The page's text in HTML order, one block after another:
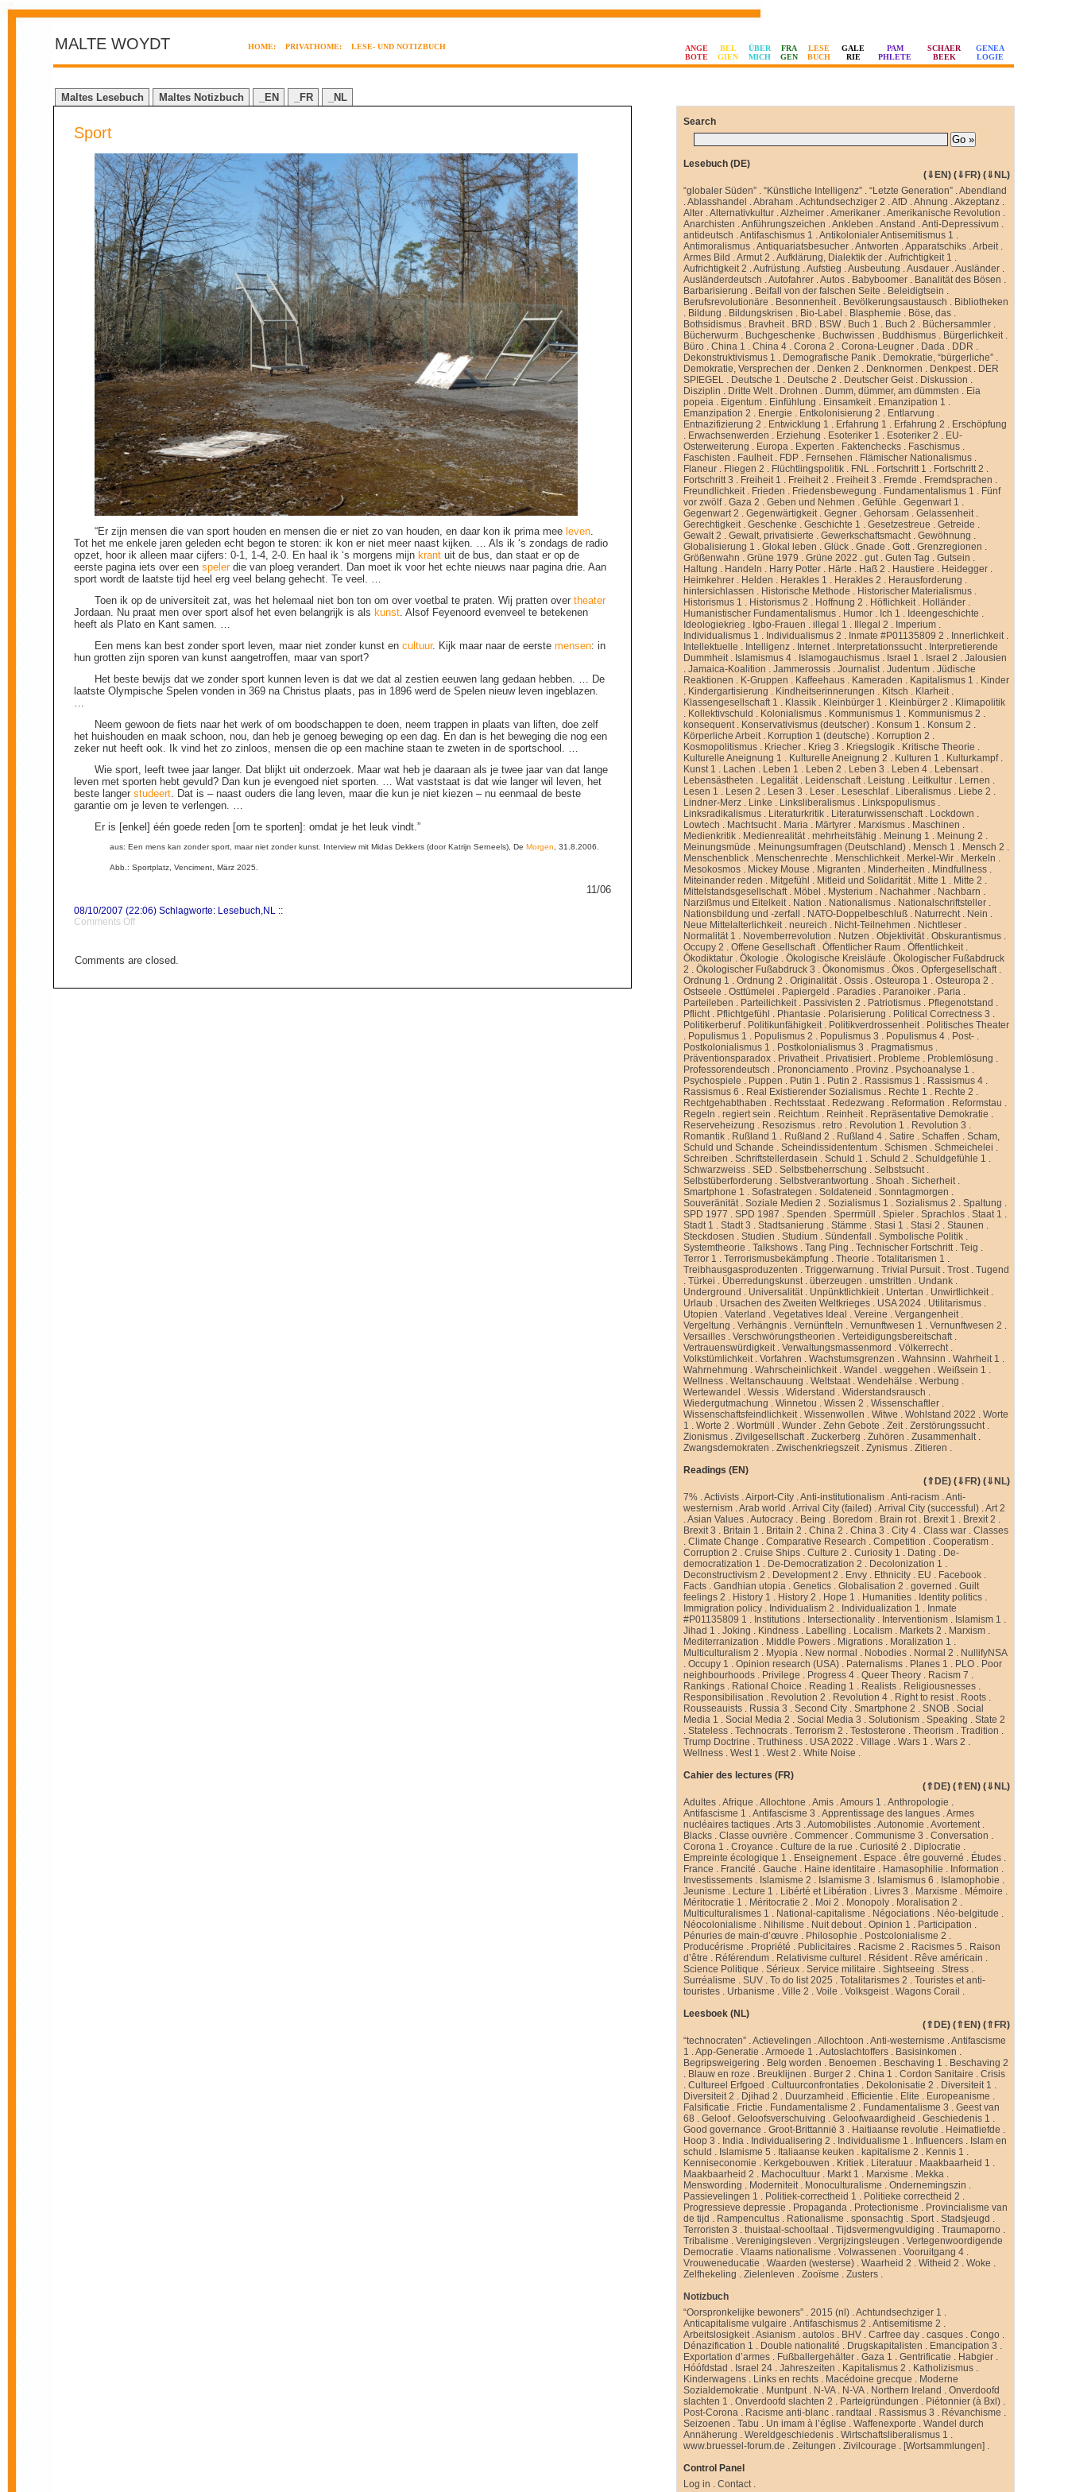
MALTE WOYDT HOME: PRIVATHOME: LESE- UND NOTIZBUCH
ANGE
BOTE
BEL
GIEN
ÜBER
MICH
FRA
GEN
LESE
BUCH
GALE
RIE
PAM
PHLETE
SCHAER
BEEK
GENEA
LOGIE
Maltes Lesebuch Maltes Notizbuch _EN _FR _NL
Sport
“Er zijn mensen die van sport houden en mensen die er niet zo van houden, en daar kon ik prima mee leven.
Tot het me enkele jaren geleden echt begon te storen: ik kon er niet meer naast kijken. … Als ik ‘s zondags de radio
opzet, hoor ik alleen maar cijfers: 0-1, 1-4, 2-0. En haal ik ‘s morgens mijn krant uit de bus, dan staat er op de
eerste pagina iets over eenspelerdie van ploeg verandert. Dan moet ik voor het echte nieuws naar pagina drie. Aan
sport wordt de laatste tijd heel erg veel belang gehecht. Te veel. …
Toen ik op de universiteit zat, was het helemaal niet bon ton om over voetbal te praten. Wij pratten overtheater
Jordaan. Nu praat men over sport alsof het even belangrijk is als kunst. Alsof Feyenoord evenveel te betekenen
heeft als Plato en Kant samen. …
Een mens kan best zonder sport leven, maar niet zonder kunst encultuur. Kijk maar naar de eerstemensen: in
hun grotten zijn sporen van kunst aangetroffen, maar van sport?
Het beste bewijs dat we zonder sport kunnen leven is dat we dat al zestien eeuwen lang gedaan hebben. … De
laatste Olympische Spelen vonden in 369 na Christus plaats, pas in 1896 werd de Spelen nieuw leven ingeblazen.
…
Neem gewoon de fiets naar het werk of om boodschappen te doen, neem trappen in plaats van liften, doe zelf
het huishouden en maak schoon, nou, dan heb je genoeg beweging op een dag. En dan is het beweging die nog een
zeker nut heeft ook. Ik vind het zo zinloos, mensen die op een machine staan te zweten in de sportschool. …
Wie sport, leeft twee jaar langer. Dat blijkt uit onderzoek. Maar wat heb je daaraan als je twee jaar van dat lange
leven met sporten hebt gevuld? Dan kun je evengoed niet sporten. … Wat vaststaat is dat wie langer wil leven, het
beste langerstudeert. Dat is – naast ouders die lang leven, maar die kun je niet kiezen – nu eenmaal de beste
garantie om je leven te verlengen. …
Er is [enkel] één goede reden [om te sporten]: omdat je het leuk vindt.”
aus: Een mens kan zonder sport, maar niet zonder kunst. Interview mit Midas Dekkers (door Katrijn Serneels), De Morgen , 31.8.2006.
Abb.: Sportplatz, Venciment, März 2025.
11/06
08/10/2007 (22:06) Schlagworte: Lesebuch,NL ::
Comments Offon
Comments are closed.
Search
Lesebuch (DE)
(⇓EN) (⇓FR) (⇓NL)
“globaler Süden” .“Künstliche Intelligenz” .“Letzte Generation” .Abendland
.Ablasshandel .Abraham .Achtundsechziger 2 .AfD .Ahnung .Akzeptanz .
Alter .Alternativkultur .Alzheimer .Amerikaner .Amerikanische Revolution .
Anarchisten .Anführungszeichen .Ankleben .Anstand .Anti-Depressivum .
antideutsch .Antifaschismus 1 .Antikolonialer Antisemitismus 1 .
Antimoralismus .Antiquariatsbesucher .Antworten .Apparatschiks .Arbeit.
Armes Bild .Armut 2 .Aufklärung, Dialektik der .Aufrichtigkeit 1 .
Aufrichtigkeit 2 .Aufrüstung .Aufstieg .Ausbeutung .Ausdauer .Ausländer .
Ausländerdeutsch .Autofahrer .Autos . Babyboomer . Banalität des Bösen .
Barbarisierung . Beifall von der falschen Seite . Beleidigtsein .
Berufsrevolutionäre . Besonnenheit. Bevölkerungsaustausch . Bibliotheken
. Bildung . Bildungskrisen . Bio-Label . Blasphemie . Böse, das .
Bothsidismus . Bravheit. BRD . BSW. Buch 1 . Buch 2 . Büchersammler .
Bücherwurm . Buchgeschenke . Buchwissen . Buddhismus . Bürgerlichkeit.
Büro .China 1 .China 4 .Corona 2 .Corona-Leugner . Dada . DDR .
Dekonstruktivismus 1 . Demografische Panik . Demokratie, “bürgerliche” .
Demokratie, Versprechen der . Denken 2 . Denknormen . Denkpest. DER
SPIEGEL . Deutsche 1 . Deutsche 2 . Deutscher Geist. Diskussion .
Disziplin . Dritte Welt. Drohnen . Dumm, dümmer, am dümmsten . Eia
popeia . Eigentum . Einfühlung . Einsamkeit. Emanzipation 1 .
Emanzipation 2 . Energie . Entkolonisierung 2 . Entlarvung .
Entnazifizierung 2 . Entwicklung 1 . Erfahrung 1 . Erfahrung 2 . Erschöpfung
. Erwachsenwerden . Erziehung . Esoteriker 1 . Esoteriker 2 . EU-
Osterweiterung . Europa . Experten . Faktenchecks . Faschismus .
Faschisten . Faulheit. FDP . Fernsehen . Flämischer Nationalismus .
Flaneur . Fliegen 2 . Flüchtlingspolitik . FNL . Fortschritt 1 . Fortschritt 2 .
Fortschritt 3 . Freiheit 1 . Freiheit 2 . Freiheit 3 . Fremde . Fremdsprachen .
Freundlichkeit. Frieden . Friedensbewegung . Fundamentalismus 1 . Fünf
vor zwölf.Gaza 2 .Geben und Nehmen .Gefühle .Gegenwart 1 .
Gegenwart 2 .Gegenwärtigkeit.Gegner .Gehorsam .Gelassenheit.
Gerechtigkeit.Geschenke .Geschichte 1 .Gesetzestreue .Getreide .
Gewalt 2 .Gewalt, privatisierte .Gewerkschaftsmacht.Gewöhnung .
Globalisierung 1 .Glokal leben .Glück .Gnade .Gott.Grenzregionen .
Größenwahn .Grüne 1979 .Grüne 2022 .gut.Guten Tag .Gutsein .
Haltung . Handeln . Harry Potter . Härte . Haß 2 . Haustiere . Heidegger .
Heimkehrer . Helden . Herakles 1 . Herakles 2 . Herausforderung .
hintersichlassen . Historische Methode . Historischer Materialismus .
Historismus 1 . Historismus 2 . Hoffnung 2 . Höflichkeit. Holländer .
Humanistischer Fundamentalismus . Humor . Ich 1 . Ideengeschichte .
Ideologiekrieg . Igbo-Frauen .illegal 1 . Illegal 2 . Imperium .
Individualismus 1 . Individualismus 2 . Inmate #P01135809 2 . Innerlichkeit.
Intellektuelle . Intelligenz . Internet. Interpretationssucht. Interpretierende
Dummheit. Islamismus 4 . Islamogauchismus . Israel 1 . Israel 2 .Jalousien
.Jamaica-Koalition .Jammerossis .Journalist.Judentum .Jüdische
Reaktionen . K-Gruppen . Kaffeehaus . Kameraden . Kapitalismus 1 . Kinder
. Kindergartisierung . Kindheitserinnerungen . Kitsch . Klarheit.
Klassengesellschaft 1 . Klassik . Kleinbürger 1 . Kleinbürger 2 . Klimapolitik
. Kollektivschuld . Kolonialismus . Kommunismus 1 . Kommunismus 2 .
konsequent. Konservativismus (deutscher) . Konsum 1 . Konsum 2 .
Körperliche Arbeit. Korruption 1 (deutsche) . Korruption 2 .
Kosmopolitismus . Kriecher . Krieg 3 . Kriegslogik . Kritische Theorie .
Kulturelle Aneignung 1 . Kulturelle Aneignung 2 . Kulturen 1 . Kulturkampf.
Kunst 1 . Lachen . Leben 1 . Leben 2 . Leben 3 . Leben 4 . Lebensart.
Lebensästheten . Legalität. Leidenschaft. Leistung . Leitkultur . Lernen .
Lesen 1 . Lesen 2 . Lesen 3 . Leser . Leseschlaf. Liberalismus . Liebe 2 .
Lindner-Merz . Linke . Linksliberalismus . Linkspopulismus .
Linksradikalismus . Literaturkritik . Literaturwissenschaft. Lockdown .
Lowtech . Machtsucht. Maria . Märtyrer . Marxismus . Maschinen .
Medienkritik . Medienrealität.mehrheitsfähig . Meinung 1 . Meinung 2 .
Meinungsmüde . Meinungsumfragen (Deutschland) . Mensch 1 . Mensch 2 .
Menschenblick . Menschenrechte . Menschlichkeit. Merkel-Wir . Merkeln .
Mesokosmos . Mickey Mouse . Migranten . Minderheiten . Mindfullness .
Miteinander reden . Mitgefühl . Mitleid und Solidarität. Mitte 1 . Mitte 2 .
Mittelstandsgesellschaft. Möbel . Mysterium . Nachahmer . Nachbarn .
Narzißmus und Eitelkeit. Nation . Nationalismus . Nationalschriftsteller .
Nationsbildung und -zerfall
. NATO-Doppelbeschluß . Naturrecht. Nein .
Neue Mittelalterlichkeit.neureich . Nicht-Teilnehmen . Nichtleser .
Normalität 1 . Novemberrevolution . Nutzen .Objektivität.Obskurantismus .
Occupy 2 .Offene Gesellschaft.Öffentlicher Raum .Öffentlichkeit.
Ökodiktatur .Ökologie .Ökologische Kreisläufe .Ökologischer Fußabdruck
2 .Ökologischer Fußabdruck 3 .Ökonomismus .Ökos .Opfergesellschaft.
Ordnung 1 .Ordnung 2 .Originalität.Ossis .Osteuropa 1 .Osteuropa 2 .
Ostseele .Osttümelei . Papiergeld . Paradies . Paranoiker . Paria .
Parteileben . Parteilichkeit. Passivisten 2 . Patriotismus . Pflegenotstand .
Pflicht. Pflichtgefühl . Phantasie . Polarisierung . Political Correctness 3 .
Politikerberuf. Politikunfähigkeit. Politikverdrossenheit. Politisches Theater
. Populismus 1 . Populismus 2 . Populismus 3 . Populismus 4 . Post- .
Postkolonialismus 1 . Postkolonialismus 3 . Pragmatismus .
Präventionsparadox . Privatheit. Privatisiert. Probleme . Problemlösung .
Professorendeutsch . Prononciamento . Provinz . Psychoanalyse 1 .
Psychospiele . Puppen . Putin 1 . Putin 2 . Rassismus 1 . Rassismus 4 .
Rassismus 6 . Real Existierender Sozialismus . Rechte 1 . Rechte 2 .
Rechtgehabthaben . Rechtsstaat. Redezwang . Reformation . Reformstau .
Regeln .regiert sein . Reichtum . Reinheit. Repräsentative Demokratie .
Reserveheizung . Resozismus .retro . Revolution 1 . Revolution 3 .
Romantik . Rußland 1 . Rußland 2 . Rußland 4 .Satire .Schaffen .Scham,
Schuld und Schande .Scheindissidententum .Schismen .Schmeichelei .
Schreiben .Schriftstellerdasein .Schuld 1 .Schuld 2 .Schuldgefühle 1 .
Schwarzweiss .SED .Selbstbeherrschung .Selbstsucht.
Selbstüberforderung .Selbstverantwortung .Shoah .Sicherheit.
Smartphone 1 .Sofastrategen .Soldateneid .Sonntagmorgen .
Souveränität.Soziale Medien 2 .Sozialismus 1 .Sozialismus 2 .Spaltung .
SPD 1977 .SPD 1987 .Spenden .Sperrmüll .Spieler .Sprachlos .Staat 1 .
Stadt 1 .Stadt 3 .Stadtsanierung .Stämme .Stasi 1 .Stasi 2 .Staunen .
Steckdosen .Studien .Studium .Sündenfall .Symbolische Politik .
Systemtheorie .Talkshows .Tang Ping .Technischer Fortschritt.Teig .
Terror 1 .Terrorismusbekämpfung .Theorie .Totalitarismen 1 .
Treibhausgasproduzenten .Triggerwarnung .Trivial Pursuit.Trost.Tugend
.Türkei . Überredungskunst.überzeugen .umstritten . Undank .
Underground . Universalität. Unpünktlichkieit. Untertan . Unwirtlichkeit.
Urlaub . Ursachen des Zweiten Weltkrieges . USA 2024 . Utilitarismus .
Utopien .Vaterland .Vegetatives Ideal .Vereine .Vergangenheit.
Vergeltung .Verhängnis .Vernünfteln .Vernunftwesen 1 .Vernunftwesen 2 .
Versailles .Verschwörungstheorien .Verteidigungsbereitschaft.
Vertrauenswürdigkeit.Verwaltungsmassenmord .Völkerrecht.
Volkstümlichkeit.Vorfahren .Wachstumsgrenzen .Wahnsinn .Wahrheit 1 .
Wahrnehmung .Wahrscheinlichkeit.Wandel .weggehen .Weißsein 1 .
Wellness .Weltanschauung .Weltstaat.Wendehälse .Werbung .
Wertewandel .Wessis .Widerstand .Widerstandsrausch .
Wiedergutmachung .Winnetou .Wissen 2 .Wissenschaftler .
Wissenschaftsfeindlichkeit.Wissenwollen .Witwe .Wohlstand 2022 .Worte
1 .Worte 2 .Wortmüll .Wunder .Zehn Gebote .Zeit.Zerstörungssucht.
Zionismus .Zivilgesellschaft.Zuckerberg .Zuhören .Zusammenhalt.
Zwangsdemokraten .Zwischenkriegszeit.Zynismus .Zitieren .
Readings (EN)
(⇑DE) (⇓FR) (⇓NL)
7% .Activists .Airport-City .Anti-institutionalism .Anti-racism .Anti-
westernism .Arab world .Arrival City (failed) .Arrival City (successful) .Art 2
.Asian Values .Autocracy . Being . Boredom . Brain rot. Brexit 1 . Brexit 2 .
Brexit 3 . Britain 1 . Britain 2 .China 2 .China 3 .City 4 .Class war .Classes
.Climate Change .Comparative Research .Competition .Cooperatism .
Corruption 2 .Cruise Ships .Culture 2 .Curiosity 1 . Dating . De-
democratization 1 . De-Democratization 2 . Decolonization 1 .
Deconstructivism 2 . Development 2 . Envy . Ethnicity . EU . Facebook .
Facts .Gandhian utopia .Genetics .Globalisation 2 .governed .Guilt
feelings 2 . History 1 . History 2 . Hope 1 . Humanities . Identity politics .
Immigration policy . Individualism 2 . Individualization 1 . Inmate
#P01135809 1 . Institutions . Intersectionality . Interventionism . Islamism 1 .
Jihad 1 .Joking . Kindness . Labelling . Localism . Markets 2 . Marxism .
Mediterranization . Middle Powers . Migrations . Moralization 1 .
Multiculturalism 2 . Myopia . New normal . Nobodies . Normal 2 . NullifyNSA
.Occupy 1 .Opinion research (USA) . Paternalisms . Planes 1 . PLO . Poor
neighbourhoods . Privilege . Progress 4 .Queer Theory . Racism 7 .
Rankings . Rational Choice . Reading 1 . Realists . Religiousnesses .
Responsibilisation . Revolution 2 . Revolution 4 . Right to resist. Roots .
Rousseauists . Russia 3 .Second City .Smartphone 2 .SNOB .Social
Media 1 .Social Media 2 .Social Media 3 .Solutionism .Speaking .State 2
.Stateless .Technocrats .Terrorism 2 .Testosterone .Theorism .Tradition .
Trump Doctrine .Truthiness . USA 2022 .Village .Wars 1 .Wars 2 .
Wellness .West 1 .West 2 .White Noise .
Cahier des lectures (FR)
(⇑DE) (⇑EN) (⇓NL)
Adultes .Afrique .Allochtone .Amis .Amours 1 .Anthropologie .
Antifascisme 1 .Antifascisme 3 .Apprentissage des langues .Armes
nucléaires tactiques .Arts 3 .Automobilistes .Autonomie .Avortement.
Blacks .Classe ouvrière .Commencer .Communisme 3 .Conversation .
Corona 1 .Croyance .Culture de la rue .Curiosité 2 . Diplocratie .
Empreinte écologique 1 . Enseignement. Espace .être gouverné . Études .
France . Francité .Gauche . Haine identitaire . Hamasophilie . Information .
Investissements . Islamisme 2 . Islamisme 3 . Islamismus 6 . Islamophobie .
Jeunisme . Lecture 1 . Libérté et Libération . Livres 3 . Marxisme . Mémoire .
Méritocratie 1 . Méritocratie 2 . Moi 2 . Monopoly . Moralisation 2 .
Multiculturalismes 1 . National-capitalisme . Négociations . Néo-belgitude .
Néocolonialisme . Nihilisme . Nuit debout.Opinion 1 . Participation .
Pénuries de main-d’œuvre . Philosophie . Postcolonialisme 2 .
Producérisme . Propriété . Publicitaires . Racisme 2 . Racismes 5 . Raison
d’être . Référendum . Relativisme culturel . Résident. Rêve américain .
Science Politique .Sérieux .Service militaire .Sightseeing .Stress .
Surréalisme .SUV .To do list 2025 .Totalitarismes 2 .Touristes et anti-
touristes . Urbanisme .Ville 2 .Voile .Volksgeist.Wagons Corail .
Leesboek (NL)
(⇑DE) (⇑EN) (⇑FR)
“technocraten” .Actievelingen .Allochtoon .Anti-westernisme .Antifascisme
1 .App-Generatie .Armoede 1 .Autoslachtoffers . Basisinkomen .
Begripsweigering . Belg worden . Benoemen . Beschaving 1 . Beschaving 2
. Blauw en roze . Breuklijnen . Burger 2 .China 1 .Cordon Sanitaire .Crisis
.Cultureel Erfgoed .Cultuurconfrontaties . Dekolonisatie 2 . Diversiteit 1 .
Diversiteit 2 . Djihad 2 . Duurzamheid . Efficientie . Elite . Europeanisme .
Falsificatie . Frictie . Fundamentalisme 2 . Fundamentalisme 3 .Geest van
68 .Geloof.Geloofsverschuiving .Geloofwaardigheid .Geschiedenis 1 .
Good governance .Groot-Brittannië 3 . Haitiaanse revolutie . Heimatliefde .
Hoop 3 . India . Individualisering 2 . Individualisme 1 . Influencers . Islam en
schuld . Islamisme 5 . Italiaanse keuken . kapitalisme 2 . Kennis 1 .
Kenniseconomie . Kerkgebouwen . Kritiek . Literatuur . Maakbaarheid 1 .
Maakbaarheid 2 . Machocultuur . Markt 1 . Marxisme . Mekka .
Menswording . Moderniteit. Monoculturalisme .Ondernemingszin .
Passievelingen 1 . Politiek-correctheid 1 . Politieke correctheid 2 .
Progressieve depressie . Propaganda . Protectionisme . Provincialisme van
de tijd . Rampencultus . Rationalisme .sponsachtig .Sport.Stadsjeugd .
Terroristen 3 .thuistaal-schooltaal .Tijdsvermengvuldiging .Traumaporno .
Tribalisme .Verenigingsleven .Vergrijzingsleugen .Vertegenwoordigende
Democratie .Vlaams nationalisme .Volwassenen .Vooruitgang 4 .
Vrouweneducatie .Waarden (westerse) .Waarheid 2 .Witheid 2 .Woke .
Zelfhekeling .Zielenleven .Zooïsme .Zusters .
Notizbuch
“Oorspronkelijke bewoners” .2015 (nl) .Achtundsechziger 1 .
Anticapitalisme vulgaire .Antifaschismus 2 .Antisemitisme 2 .
Arbeitslosigkeit.Asianism .autolos . BHV .Carfree day .casques .Congo .
Dénazification 1 . Double nationalité . Drugskapitalisten . Emancipation 3 .
Exportation d’armes . Fußballergehälter .Gaza 1 .Gentrificatie . Habgier .
Hóófdstad . Israel 24 .Jahreszeiten . Kapitalismus 2 . Katholizismus .
Kinderwagens . Links en rechts . Macédoine grecque . Moderne
Sozialdemokratie . Muntpunt. N-VA. N-VA. Northern Ireland .Onverdoofd
slachten 1 .Onverdoofd slachten 2 . Parteigründungen . Piétonnier (à Bxl) .
Post-Corona . Racisme anti-blanc .randtaal . Rassismus 3 . Révanchisme .
Seizoenen .Tabu . Un imam à l’église .Waffenexporte .Wandel durch
Annäherung .Wereldgeschiedenis .Wirtschaftsliberalismus 1 .
www.bruessel-forum.de .Zeitungen .Zivilcourage . [Wortsammlungen] .
Control Panel
Log in .Contact.